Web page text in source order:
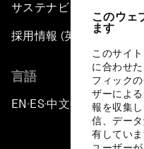
このウェ
ます
このサイ
に合わせ
フィック
ザーによ
報を収集
信、デー
有してい
サステナビリティへの取
採用情報 (英語のみ)
言語
EN ▪ES▪中文▪ 日本語